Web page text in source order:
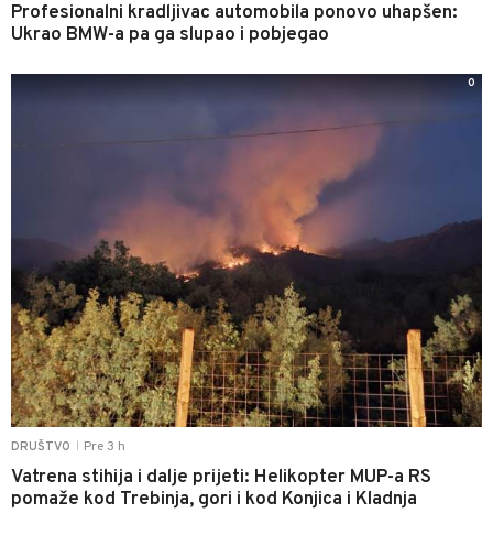
Profesionalni kradljivac automobila ponovo uhapšen:
Ukrao BMW-a pa ga slupao i pobjegao
DRUŠTVO Pre 3 h
Vatrena stihija i dalje prijeti: Helikopter MUP-a RS
pomaže kod Trebinja, gori i kod Konjica i Kladnja
0